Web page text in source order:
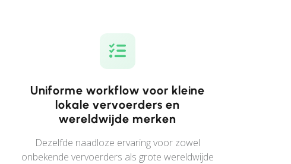
Uniforme workflow voor kleine
lokale vervoerders en
wereldwijde merken
Dezelfde naadloze ervaring voor zowel
onbekende vervoerders als grote wereldwijde